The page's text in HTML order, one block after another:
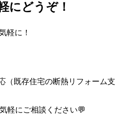
にどうぞ！
軽に！
（既存住宅の断熱リフォーム支
軽にご相談ください💬